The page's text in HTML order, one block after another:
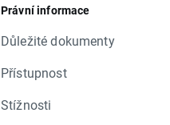
Právní informace
Důležité dokumenty
Přístupnost
Stížnosti